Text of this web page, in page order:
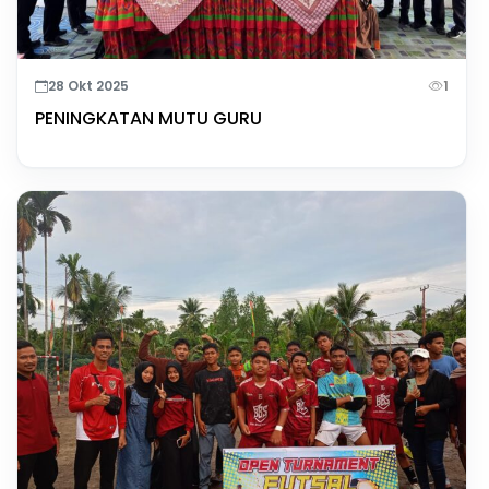
28 Okt 2025 1
PENINGKATAN MUTU GURU